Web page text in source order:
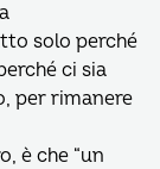
solo perché
ci sia
per rimanere
è che “un